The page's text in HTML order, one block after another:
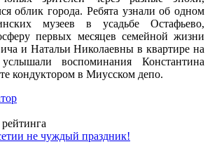
облик города. Ребята узнали об одном
музеев в усадьбе Остафьево,
первых месяцев семейной жизни
и Натальи Николаевны в квартире на
воспоминания Константина
кондуктором в Миусском депо.